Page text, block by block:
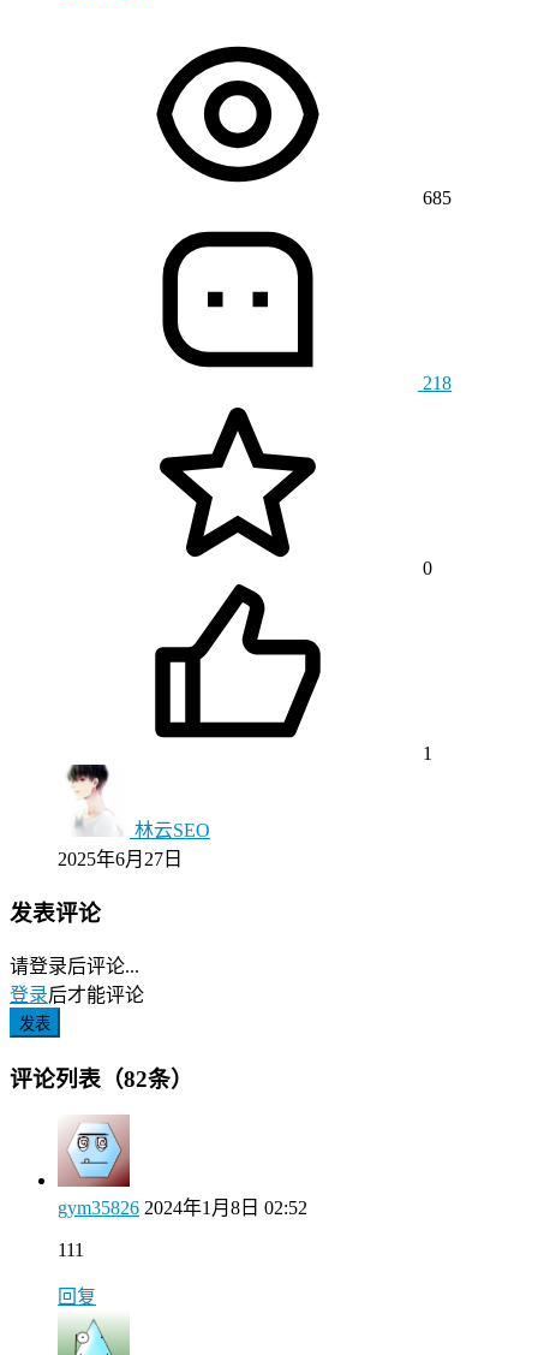
685
218
0
1
林云SEO
2025年6月27日
发表评论
请登录后评论...
登录后才能评论
发表
评论列表（82条）
gym35826 2024年1月8日 02:52
111
回复